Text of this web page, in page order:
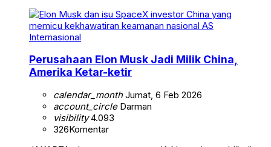
Internasional
Perusahaan Elon Musk Jadi Milik China,
Amerika Ketar-ketir
calendar_monthJumat, 6 Feb 2026
account_circleDarman
visibility4.093
326Komentar